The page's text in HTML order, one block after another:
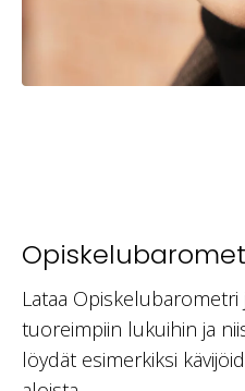
Lataa
tuoreimpiin lukuihin ja
löydät esimerkiksi